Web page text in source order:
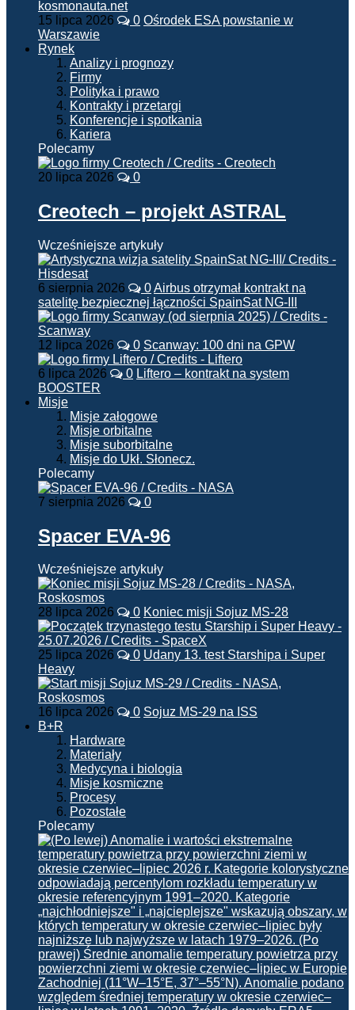
15 lipca 2026 0 Ośrodek ESA powstanie w
Warszawie
Rynek
Analizy i prognozy
Firmy
Polityka i prawo
Kontrakty i przetargi
Konferencje i spotkania
Kariera
Polecamy
20 lipca 2026 0
Creotech – projekt ASTRAL
Wcześniejsze artykuły
6 sierpnia 2026 0Airbus otrzymał kontrakt na
satelitę bezpiecznej łączności SpainSat NG-III
12 lipca 2026 0 Scanway: 100 dni na GPW
6 lipca 2026 0 Liftero – kontrakt na system
BOOSTER
Misje
Misje załogowe
Misje orbitalne
Misje suborbitalne
Misje do Ukł. Słonecz.
Polecamy
7 sierpnia 2026 0
Spacer EVA-96
Wcześniejsze artykuły
28 lipca 2026 0 Koniec misji Sojuz MS-28
25 lipca 2026 0 Udany 13. test Starshipa i Super
Heavy
16 lipca 2026 0 Sojuz MS-29 na ISS
B+R
Hardware
Materiały
Medycyna i biologia
Misje kosmiczne
Procesy
Pozostałe
Polecamy